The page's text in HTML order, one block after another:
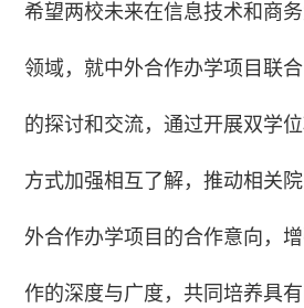
希望两校未来在信息技术和商
领域，就中外合作办学项目联
的探讨和交流，通过开展双学
方式加强相互了解，推动相关
外合作办学项目的合作意向，
作的深度与广度，共同培养具